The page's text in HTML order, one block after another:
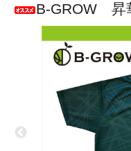
B-GRОW 昇